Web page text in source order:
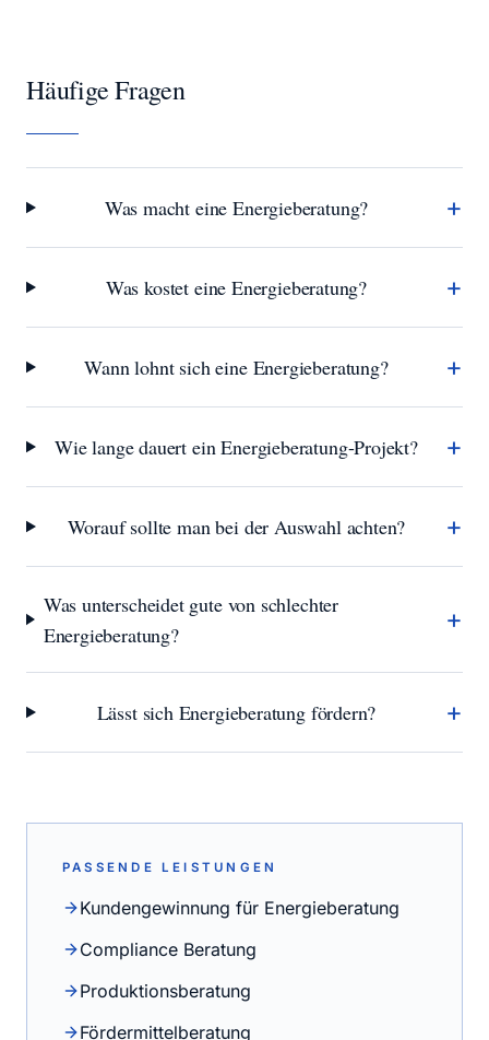
Häufige Fragen
Was macht eine Energieberatung? +
Was kostet eine Energieberatung? +
Wann lohnt sich eine Energieberatung? +
Wie lange dauert ein Energieberatung-Projekt? +
Worauf sollte man bei der Auswahl achten? +
Was unterscheidet gute von schlechter
Energieberatung?
+
Lässt sich Energieberatung fördern? +
PASSENDE LEISTUNGEN
Kundengewinnung für Energieberatung
Compliance Beratung
Produktionsberatung
Fördermittelberatung